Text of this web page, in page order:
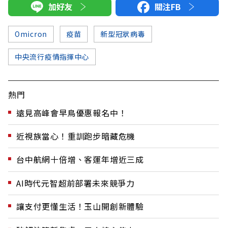
加好友 關注FB
Omicron 疫苗 新型冠狀病毒
中央流行疫情指揮中心
熱門
遠見高峰會早鳥優惠報名中！
近視族當心！重訓跑步暗藏危機
台中航網十倍增、客運年增近三成
AI時代元智超前部署未來競爭力
讓支付更懂生活！玉山開創新體驗